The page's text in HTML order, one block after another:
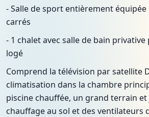
- Salle de sport entièrement équipée
carrés
- 1 chalet avec salle de bain
logé
Comprend la télévision par satellite
climatisation dans la chambre
piscine chauffée, un grand terrain
chauffage au sol et des ventilateurs